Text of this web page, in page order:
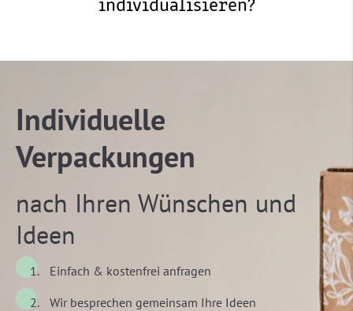
individualisieren?
Individuelle
Verpackungen
nach Ihren Wünschen und
Ideen
Einfach & kostenfrei anfragen
Wir besprechen gemeinsam Ihre Ideen